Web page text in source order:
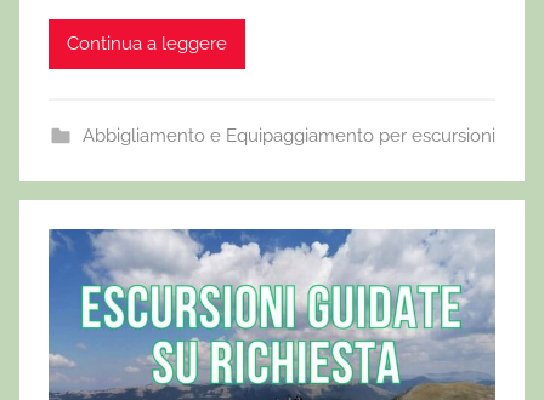
Continua a leggere
Abbigliamento e Equipaggiamento per escursioni